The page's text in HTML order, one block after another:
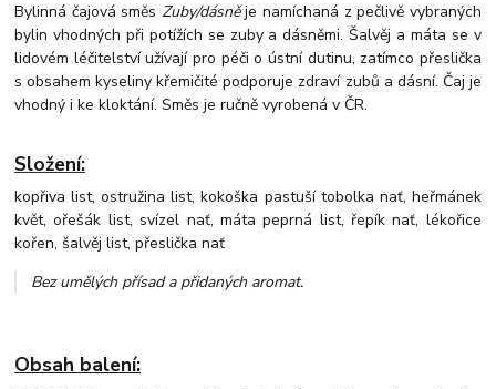
Bylinná čajová směs Zuby/dásněje namíchaná z pečlivě vybraných
bylin vhodných při potížích se zuby a dásněmi. Šalvěj a máta se v
lidovém léčitelství užívají pro péči o ústní dutinu, zatímco přeslička
s obsahem kyseliny křemičité podporuje zdraví zubů a dásní. Čaj je
vhodný i ke kloktání. Směs je ručně vyrobená v ČR.
Složení:
kopřiva list, ostružina list, kokoška pastuší tobolka nať, heřmánek
květ, ořešák list, svízel nať, máta peprná list, řepík nať, lékořice
kořen, šalvěj list, přeslička nať
Bez umělých přísad a přidaných aromat.
Obsah balení: